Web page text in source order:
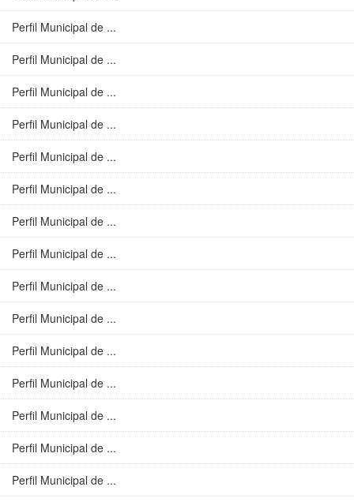
Perfil Municipal de ...
Perfil Municipal de ...
Perfil Municipal de ...
Perfil Municipal de ...
Perfil Municipal de ...
Perfil Municipal de ...
Perfil Municipal de ...
Perfil Municipal de ...
Perfil Municipal de ...
Perfil Municipal de ...
Perfil Municipal de ...
Perfil Municipal de ...
Perfil Municipal de ...
Perfil Municipal de ...
Perfil Municipal de ...